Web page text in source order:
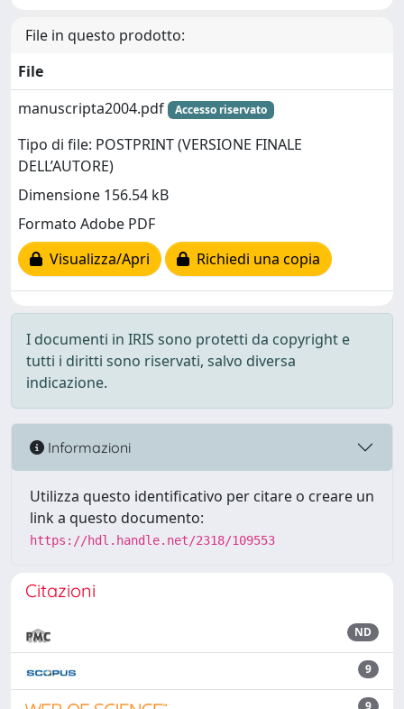
File in questo prodotto:
File
manuscripta2004.pdf
Accesso riservato
Tipo di file: POSTPRINT (VERSIONE FINALE
DELL’AUTORE)
Dimensione 156.54 kB
Formato Adobe PDF
Visualizza/Apri
Richiedi una copia
I documenti in IRIS sono protetti da copyright e
tutti i diritti sono riservati, salvo diversa
indicazione.
Informazioni
Utilizza questo identificativo per citare o creare un
link a questo documento:
https://hdl.handle.net/2318/109553
Citazioni
ND
9